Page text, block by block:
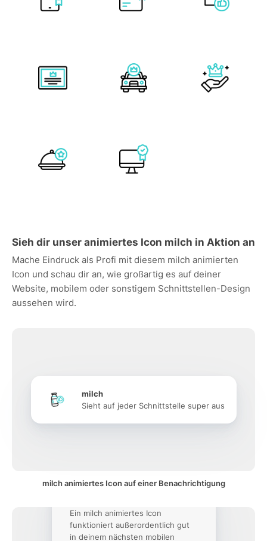
Sieh dir unser animiertes Icon milch in Aktion an
Mache Eindruck als Profi mit diesem milch animierten
Icon und schau dir an, wie großartig es auf deiner
Website, mobilem oder sonstigem Schnittstellen-Design
aussehen wird.
milch
Sieht auf jeder Schnittstelle super aus
milch animiertes Icon auf einer Benachrichtigung
Ein milch animiertes Icon
funktioniert außerordentlich gut
in deinem nächsten mobilen